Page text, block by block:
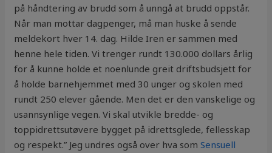
på håndtering av brudd som å unngå at brudd oppstår.
Når man mottar dagpenger, må man huske å sende
meldekort hver 14. dag. Hilde Iren er sammen med
henne hele tiden. Vi trenger rundt 130.000 dollars årlig
for å kunne holde et noenlunde greit driftsbudsjett for
å holde barnehjemmet med 30 unger og skolen med
rundt 250 elever gående. Men det er den vanskelige og
usannsynlige vegen. Vi skal utvikle bredde- og
toppidrettsutøvere bygget på idrettsglede, fellesskap
og respekt.” Jeg undres også over hva somSensuell